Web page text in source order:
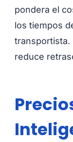
pondera el
los tiempos
transportista.
reduce